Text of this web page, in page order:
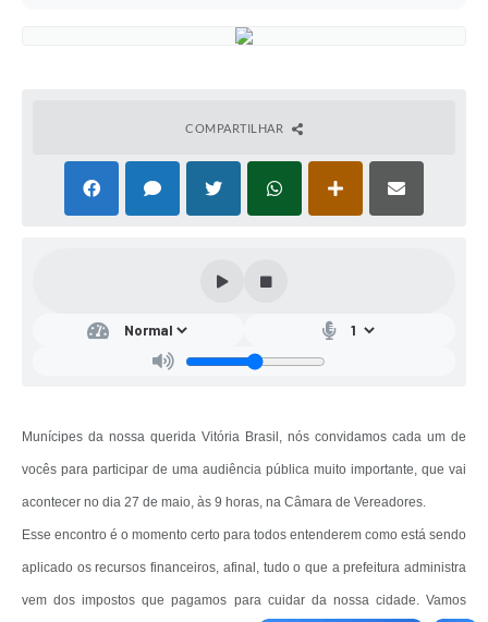
Contas Públicas
Contato
COMPARTILHAR
Munícipes da nossa querida Vitória Brasil, nós convidamos cada um de
vocês para participar de uma audiência pública muito importante, que vai
acontecer no dia 27 de maio, às 9 horas, na Câmara de Vereadores.
Esse encontro é o momento certo para todos entenderem como está sendo
aplicado os recursos financeiros, afinal, tudo o que a prefeitura administra
vem dos impostos que pagamos para cuidar da nossa cidade. Vamos